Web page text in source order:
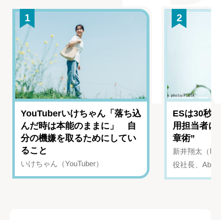
1
YouTuberいけちゃん「落ち込
んだ時は本能のままに」 自
分の機嫌を取るためにしてい
ること
いけちゃん（YouTuber）
2
ESは30秒
用担当者に
章術”
新井翔太（
役社長、